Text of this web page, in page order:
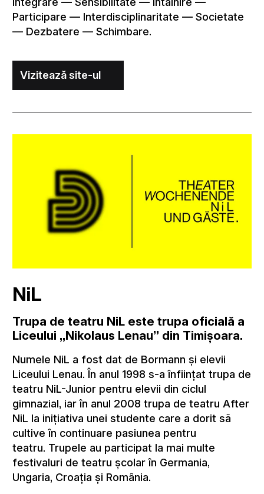
Participare — Interdisciplinaritate — Societate
— Dezbatere — Schimbare.
Vizitează site-ul
NiL
Trupa de teatru NiL este trupa oficială a
Liceului „Nikolaus Lenau” din Timișoara.
Numele NiL a fost dat de Bormann și elevii
Liceului Lenau. În anul 1998 s-a înființat trupa de
teatru NiL-Junior pentru elevii din ciclul
gimnazial, iar în anul 2008 trupa de teatru After
NiL la inițiativa unei studente care a dorit să
cultive în continuare pasiunea pentru
teatru. Trupele au participat la mai multe
festivaluri de teatru școlar în Germania,
Ungaria, Croația și România.